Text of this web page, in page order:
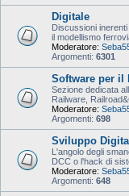
Digitale
Discussioni
il modellismo
Moderatore:
Argomenti: 6301
Software per il
Sezione dedicata
Railware,
Moderatore:
Argomenti: 698
Sviluppo
L'angolo degli
DCC o l'hack di
Moderatore:
Argomenti: 648